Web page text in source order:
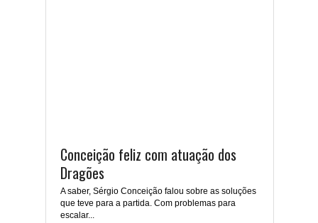
Conceição feliz com atuação dos
Dragões
A saber, Sérgio Conceição falou sobre as soluções
que teve para a partida. Com problemas para
escalar...